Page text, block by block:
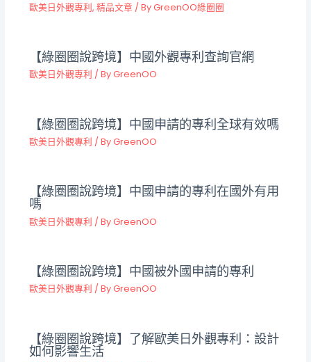
歐美日外觀專利, 精品文章 / ByGreenOO綠圈圈
【綠圈圈說跨境】中國外觀專利查詢官網
歐美日外觀專利 / ByGreenOO
【綠圈圈說跨境】中國申請的專利全球有效嗎
歐美日外觀專利 / ByGreenOO
【綠圈圈說跨境】中國申請的專利在國外有用
嗎
歐美日外觀專利 / ByGreenOO
【綠圈圈說跨境】中國被外國申請的專利
歐美日外觀專利 / ByGreenOO
【綠圈圈說跨境】了解歐美日外觀專利：設計
如何影響生活